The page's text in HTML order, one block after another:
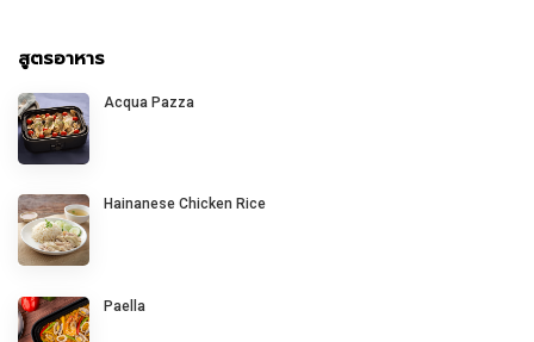
สูตรอาหาร
Acqua Pazza
Hainanese Chicken Rice
Paella